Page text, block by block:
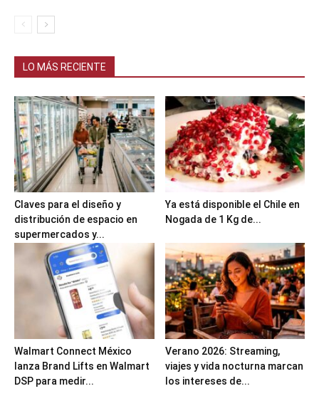
LO MÁS RECIENTE
Claves para el diseño y
distribución de espacio en
supermercados y...
Ya está disponible el Chile en
Nogada de 1 Kg de...
Walmart Connect México
lanza Brand Lifts en Walmart
DSP para medir...
Verano 2026: Streaming,
viajes y vida nocturna marcan
los intereses de...